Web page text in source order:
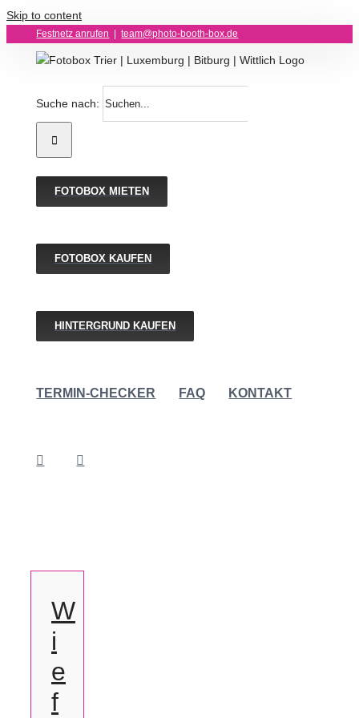
Skip to content
Festnetz anrufen team@photo-booth-box.de
Suche nach:
FOTOBOX MIETEN
FOTOBOX KAUFEN
HINTERGRUND KAUFEN
TERMIN-CHECKER FAQ KONTAKT
W
i
e
f